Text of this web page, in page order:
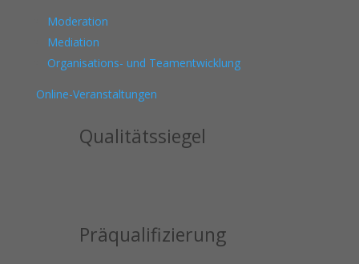
Moderation
Mediation
Organisations- und Teamentwicklung
Online-Veranstaltungen
Qualitätssiegel
Präqualifizierung